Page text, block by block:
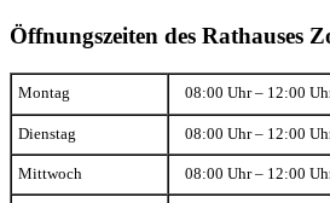
Öffnungszeiten des Rathauses
Montag 08:00 Uhr – 12:00
Dienstag 08:00 Uhr – 12:00
Mittwoch 08:00 Uhr – 12:00